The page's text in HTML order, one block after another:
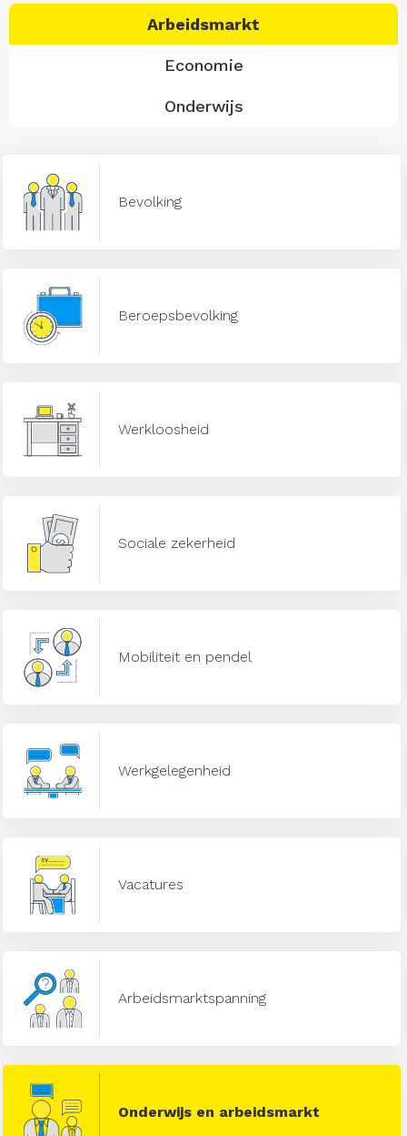
Arbeidsmarkt
Economie
Onderwijs
Bevolking
Beroepsbevolking
Werkloosheid
Sociale zekerheid
Mobiliteit en pendel
Werkgelegenheid
Vacatures
Arbeidsmarktspanning
Onderwijs en arbeidsmarkt